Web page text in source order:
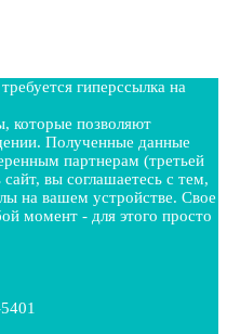
гиперссылка на
которые позволяют
Полученные данные
партнерам (третьей
вы соглашаетесь с тем,
на вашем устройстве. Свое
момент - для этого просто